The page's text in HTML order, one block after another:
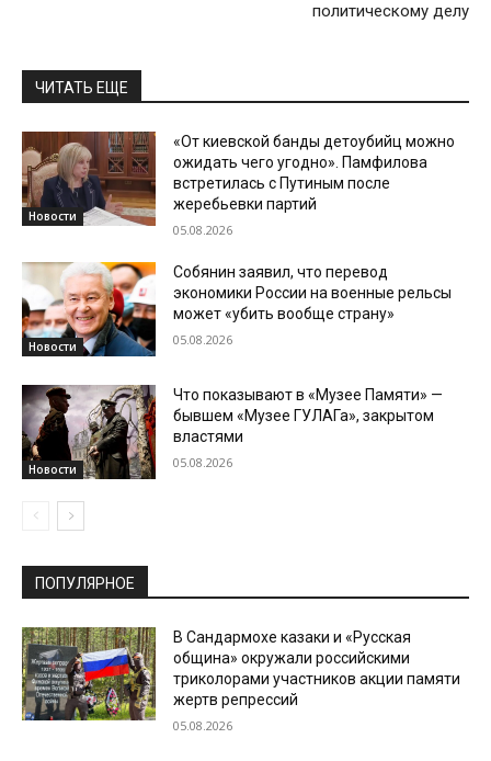
политическому делу
ЧИТАТЬ ЕЩЕ
Новости
«От киевской банды детоубийц можно
ожидать чего угодно». Памфилова
встретилась с Путиным после
жеребьевки партий
05.08.2026
Новости
Собянин заявил, что перевод
экономики России на военные рельсы
может «убить вообще страну»
05.08.2026
Новости
Что показывают в «Музее Памяти» —
бывшем «Музее ГУЛАГа», закрытом
властями
05.08.2026
ПОПУЛЯРНОЕ
В Сандармохе казаки и «Русская
община» окружали российскими
триколорами участников акции памяти
жертв репрессий
05.08.2026